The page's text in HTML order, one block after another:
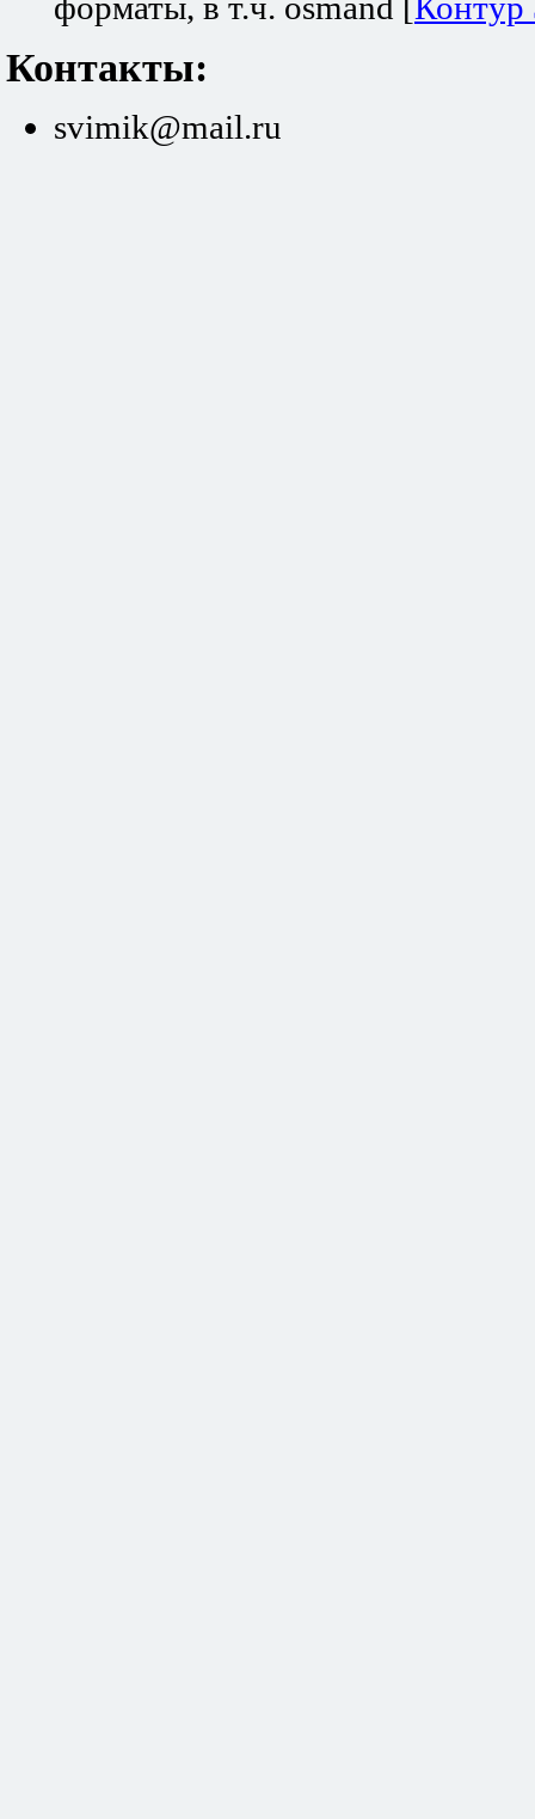
форматы, в т.ч. osmand [ Контур
Контакты:
svimik@mail.ru